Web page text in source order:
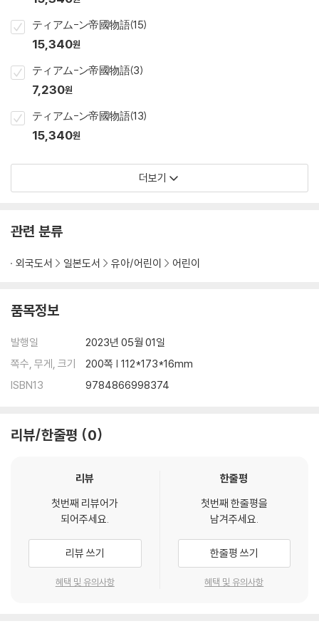
ティアム-ン帝國物語(15)
15,340원
ティアム-ン帝國物語(3)
7,230원
ティアム-ン帝國物語(13)
15,340원
더보기
관련 분류
외국도서 일본도서 유아/어린이 어린이
품목정보
발행일
2023년 05월 01일
쪽수, 무게, 크기
200쪽 | 112*173*16mm
ISBN13
9784866998374
리뷰/한줄평 0
리뷰
첫번째 리뷰어가
되어주세요.
리뷰 쓰기
혜택 및 유의사항
한줄평
첫번째 한줄평을
남겨주세요.
한줄평 쓰기
혜택 및 유의사항